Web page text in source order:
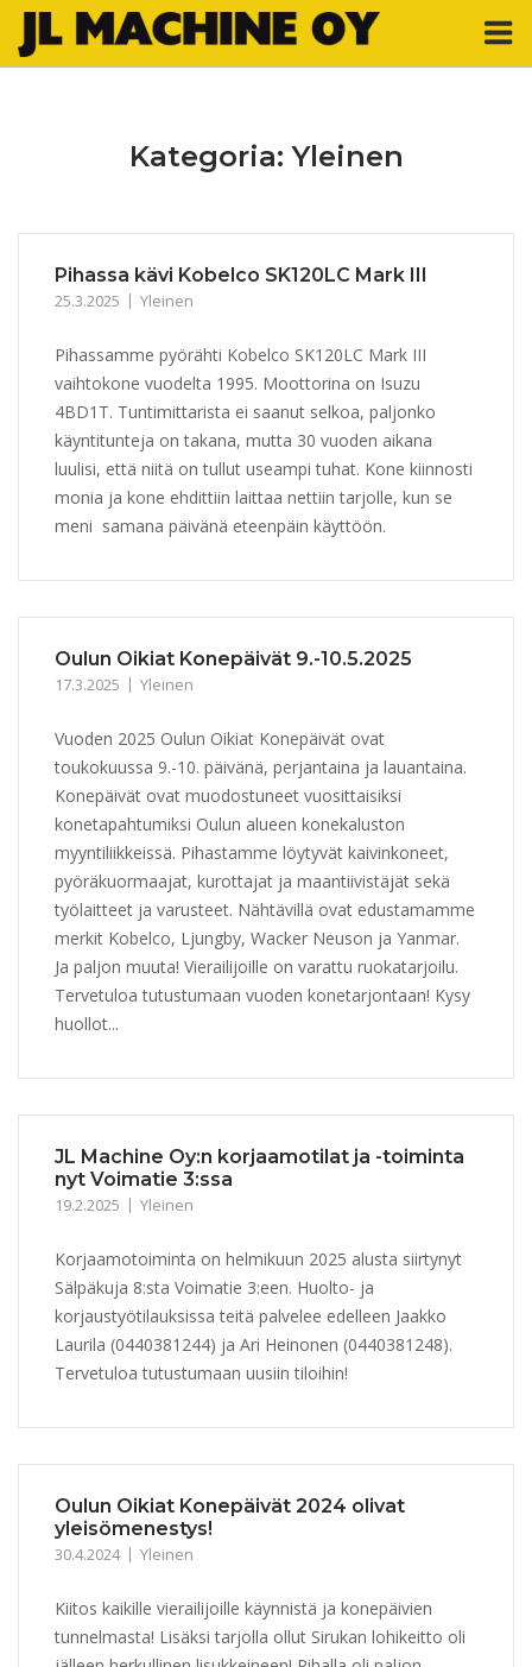
Skip
content
Kategoria:Yleinen
Pihassa kävi Kobelco SK120LC Mark III
25.3.2025 Yleinen
Pihassamme pyörähti Kobelco SK120LC Mark III
vaihtokone vuodelta 1995. Moottorina on Isuzu
4BD1T. Tuntimittarista ei saanut selkoa, paljonko
käyntitunteja on takana, mutta 30 vuoden aikana
luulisi, että niitä on tullut useampi tuhat. Kone kiinnosti
monia ja kone ehdittiin laittaa nettiin tarjolle, kun se
meni samana päivänä eteenpäin käyttöön.
Oulun Oikiat Konepäivät 9.-10.5.2025
17.3.2025 Yleinen
Vuoden 2025 Oulun Oikiat Konepäivät ovat
toukokuussa 9.-10. päivänä, perjantaina ja lauantaina.
Konepäivät ovat muodostuneet vuosittaisiksi
konetapahtumiksi Oulun alueen konekaluston
myyntiliikkeissä. Pihastamme löytyvät kaivinkoneet,
pyöräkuormaajat, kurottajat ja maantiivistäjät sekä
työlaitteet ja varusteet. Nähtävillä ovat edustamamme
merkit Kobelco, Ljungby, Wacker Neuson ja Yanmar.
Ja paljon muuta! Vierailijoille on varattu ruokatarjoilu.
Tervetuloa tutustumaan vuoden konetarjontaan! Kysy
huollot...
JL Machine Oy:n korjaamotilat ja -toiminta
nyt Voimatie 3:ssa
19.2.2025 Yleinen
Korjaamotoiminta on helmikuun 2025 alusta siirtynyt
Sälpäkuja 8:sta Voimatie 3:een. Huolto- ja
korjaustyötilauksissa teitä palvelee edelleen Jaakko
Laurila (0440381244) ja Ari Heinonen (0440381248).
Tervetuloa tutustumaan uusiin tiloihin!
Oulun Oikiat Konepäivät 2024 olivat
yleisömenestys!
30.4.2024 Yleinen
Kiitos kaikille vierailijoille käynnistä ja konepäivien
tunnelmasta! Lisäksi tarjolla ollut Sirukan lohikeitto oli